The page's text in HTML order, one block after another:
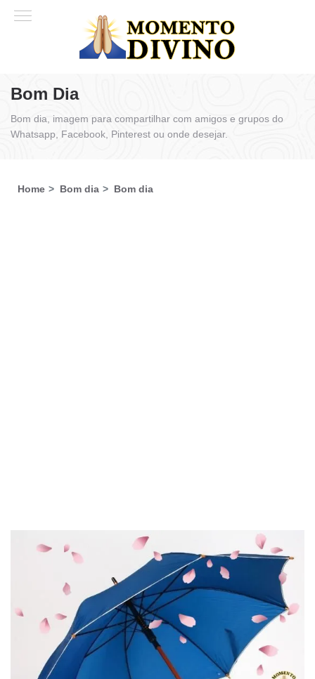
Bom Dia
Bom dia, imagem para compartilhar com amigos e grupos do
Whatsapp, Facebook, Pinterest ou onde desejar.
Home Bom dia Bom dia